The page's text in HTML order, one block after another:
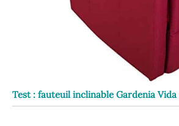
Test : fauteuil inclinable Gardenia Vida